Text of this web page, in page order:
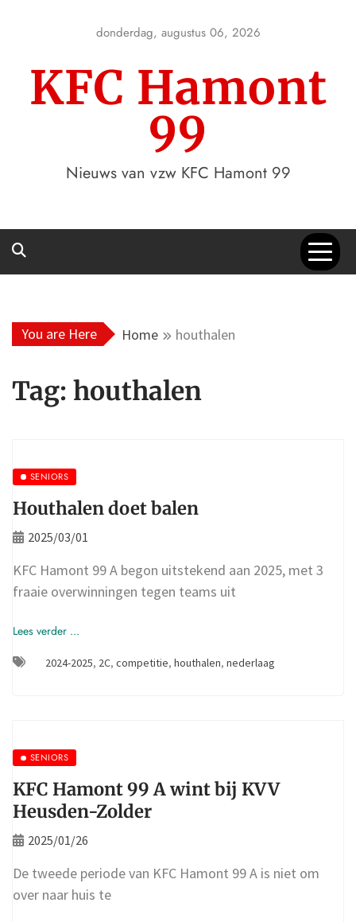
donderdag, augustus 06, 2026
KFC Hamont
99
Nieuws van vzw KFC Hamont 99
You are Here Home houthalen
Tag: houthalen
SENIORS
Houthalen doet balen
2025/03/01
KFC Hamont 99 A begon uitstekend aan 2025, met 3
fraaie overwinningen tegen teams uit
Lees verder ...
2024-2025, 2C, competitie, houthalen, nederlaag
SENIORS
KFC Hamont 99 A wint bij KVV
Heusden-Zolder
2025/01/26
De tweede periode van KFC Hamont 99 A is niet om
over naar huis te